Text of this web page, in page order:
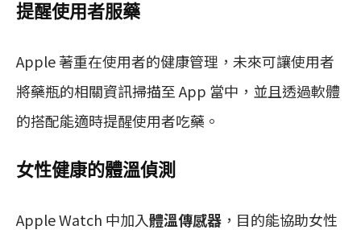
提醒使用者服藥
Apple 著重在使用者的健康管理，未來可讓使用者
將藥瓶的相關資訊掃描至 App 當中，並且透過軟體
的搭配能適時提醒使用者吃藥。
女性健康的體溫偵測
Apple Watch 中加入體溫傳感器 ，目的能協助女性